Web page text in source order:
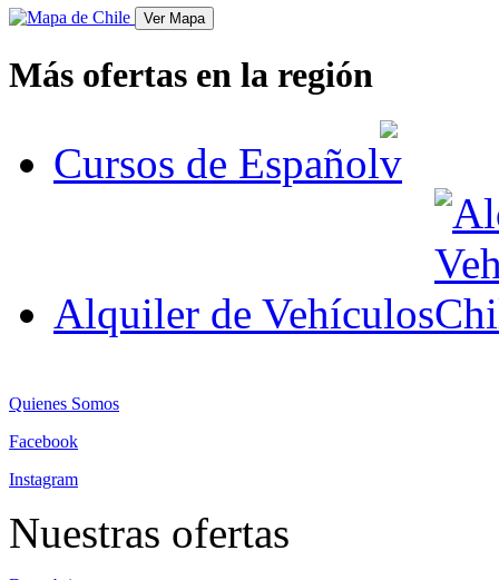
Más ofertas en la región
Cursos de Español
Alquiler de Vehículos
Quienes Somos
Facebook
Instagram
Nuestras ofertas